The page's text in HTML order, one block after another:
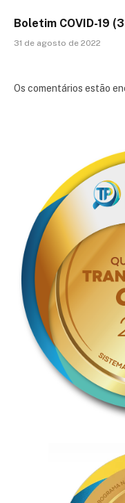
Boletim COVID-19
31 de agosto de 2022
Os comentários estão